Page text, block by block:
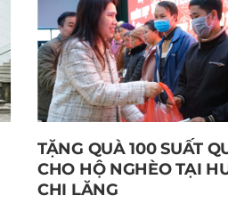
TẶNG QUÀ 100 SUẤT
CHO HỘ NGHÈO TẠI
CHI LĂNG️